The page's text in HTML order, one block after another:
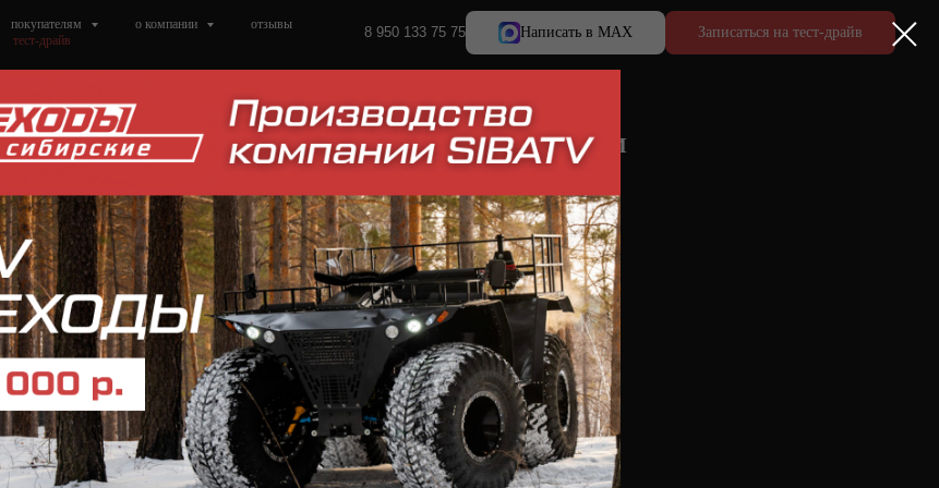
покупателям о компании
отзывы
тест-драйв
8 950 133 75 75 Написать в MAX Записаться на тест-драйв
Снегоболотоход СВ-415 ПРОФИ МИНИ
2 370 000 р./1 шт
Заказать вездеход
Двигатель Honda L15 А б/у
Вариатор
Раздаточная коробка TLC 100 FULL TIME б/у
Сиденья прямое эко-кожа
Шины NORTEC 1200*600
Блокировка заднего редуктора (пневмо)